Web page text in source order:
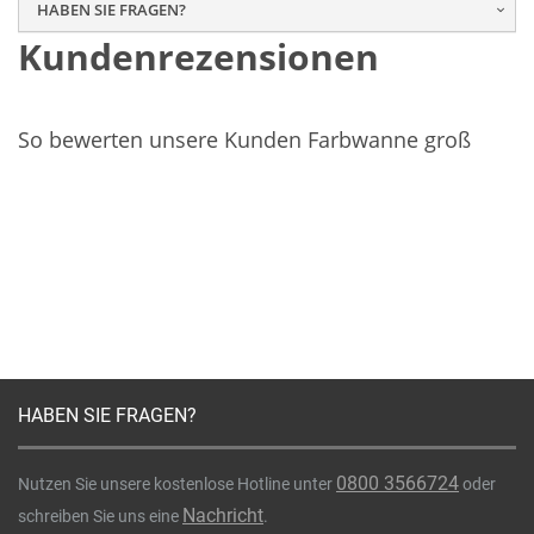
HABEN SIE FRAGEN?
Kundenrezensionen
So bewerten unsere Kunden Farbwanne groß
HABEN SIE FRAGEN?
Nutzen Sie unsere kostenlose Hotline unter 0800 3566724oder
schreiben Sie uns eine Nachricht.